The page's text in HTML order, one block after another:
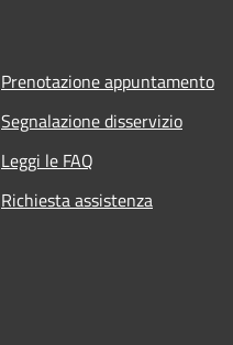
Prenotazione appuntamento
Segnalazione disservizio
Leggi le FAQ
Richiesta assistenza